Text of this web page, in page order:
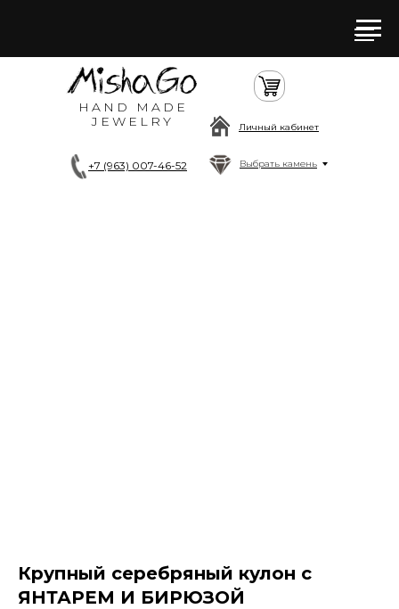
HAND MADE
JEWELRY
+7 (963) 007-46-52 Выбрать камень
Личный кабинет
Крупный серебряный кулон с
ЯНТАРЕМ И БИРЮЗОЙ